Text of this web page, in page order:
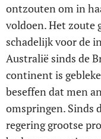
ontzouten om in
voldoen. Het zoute
schadelijk voor de
Australië sinds de
continent is
beseffen dat men
omspringen. Sinds
regering grootse